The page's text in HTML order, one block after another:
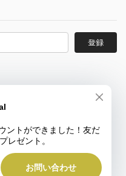
登録